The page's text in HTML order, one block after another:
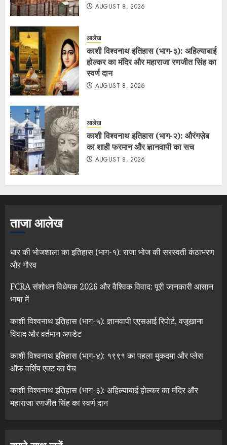
AUGUST 8, 2026
आलेख
काशी विश्वनाथ इतिहास (भाग-३): अहिल्याबाई
होल्कर का मंदिर और महाराजा रणजीत सिंह का
स्वर्ण दान
AUGUST 8, 2026
आलेख
काशी विश्वनाथ इतिहास (भाग-२): औरंगज़ेब
का शाही फरमान और ज्ञानवापी का सच
AUGUST 8, 2026
ताजा आलेख
धार की भोजशाला का इतिहास (भाग-१): राजा भोज की सरस्वती कंठाभरण
और गौरव
FCRA संशोधन विधेयक 2026 और वैश्विक विवाद: पूरी जानकारी आसान
भाषा में
काशी विश्वनाथ इतिहास (भाग-५): ज्ञानवापी एएसआई रिपोर्ट, वज़ूखाना
विवाद और वर्तमान अपडेट
काशी विश्वनाथ इतिहास (भाग-४): १९९१ का पहला मुकदमा और प्लेस
ऑफ वर्शिप एक्ट का पेंच
काशी विश्वनाथ इतिहास (भाग-३): अहिल्याबाई होल्कर का मंदिर और
महाराजा रणजीत सिंह का स्वर्ण दान